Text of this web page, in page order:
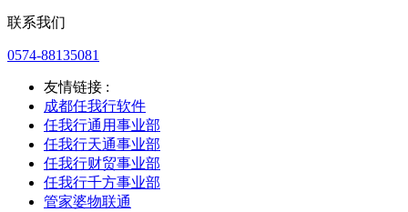
联系我们
0574-88135081
友情链接 :
成都任我行软件
任我行通用事业部
任我行天通事业部
任我行财贸事业部
任我行千方事业部
管家婆物联通